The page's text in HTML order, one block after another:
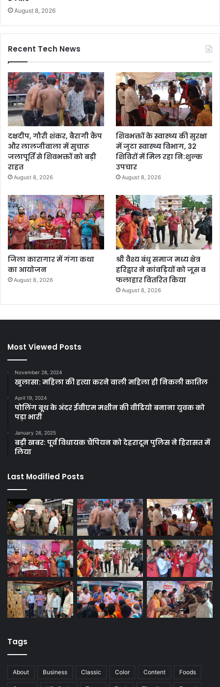
August 8, 2026
Recent Tech News
दक्षदीप, गौरी शंकर, बैरागी कैंप
और लालजीवाला में सुचारू
जलापूर्ति से शिवभक्तों को बड़ी
राहत
August 8, 2026
शिवभक्तों के स्वास्थ्य की सुरक्षा
में जुटा स्वास्थ्य विभाग, 32
शिविरों में मिल रहा नि:शुल्क
उपचार
August 8, 2026
जिला कारागार में गंगा कथा
का आयोजन
August 8, 2026
श्री वैश्य बंधु समाज मध्य क्षेत्र
हरिद्वार ने कांवड़ियों को जूस व
फलाहार वितरित किया
August 8, 2026
Most Viewed Posts
November 28, 2024
खुलासा: महिला की हत्या करने वाली महिला ही निकली कातिल
April 19, 2024
पोलिंग बूथ के अंदर ईवीएम मशीन की वीडियो बनाना युवक को
पड़ा भारी
January 26, 2025
बड़ी खबर: पूर्व विधायक चैंपियन को देहरादून पुलिस ने हिरासत में
लिया
Last Modified Posts
Tags
About Business Classic Color Content Foods